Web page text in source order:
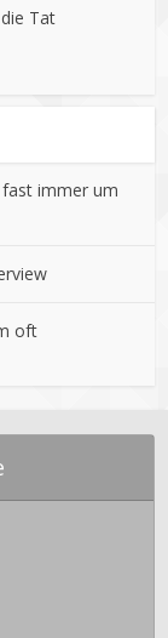
Tat
immer um
oft